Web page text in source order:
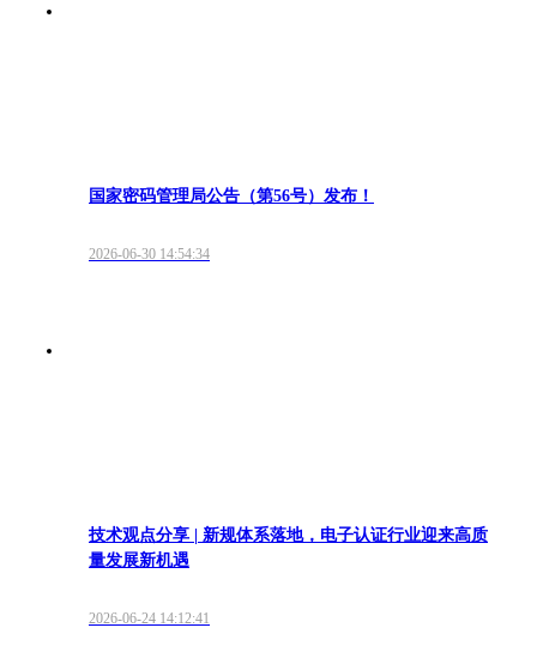
国家密码管理局公告（第56号）发布！
2026-06-30 14:54:34
技术观点分享 | 新规体系落地，电子认证行业迎来高质
量发展新机遇
2026-06-24 14:12:41